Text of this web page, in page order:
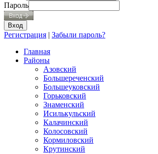
Пароль
Регистрация | Забыли пароль?
Главная
Районы
Азовский
Большереченский
Большеуковский
Горьковский
Знаменский
Исилькульский
Калачинский
Колосовский
Кормиловский
Крутинский